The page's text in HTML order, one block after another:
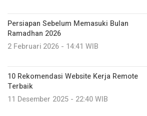
Persiapan Sebelum Memasuki Bulan
Ramadhan 2026
2 Februari 2026 - 14:41 WIB
10 Rekomendasi Website Kerja Remote
Terbaik
11 Desember 2025 - 22:40 WIB